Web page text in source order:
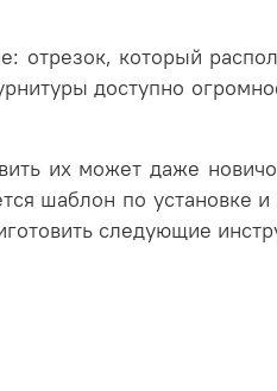
отрезок, который
доступно
их может даже
шаблон по
следующие